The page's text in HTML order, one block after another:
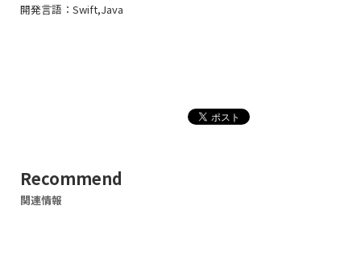
開発言語：Swift,Java
Recommend
関連情報